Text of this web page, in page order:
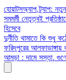
Skip
to
content
হোয়াটসঅ্যাপ ট্র্যাপ:
সমমর্মী নেতৃত্বই
হিসেবে
দুর্নীতি থামাতে কি শুধু
ফরিদপুরের
আমড়া : দামে সস্তা,